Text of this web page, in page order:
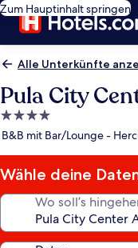
Zum Hauptinhalt springen
Alle Unterkünfte
Pula City
4.0-
Sterne-
B&B mit Bar/Lounge -
Wähle deine
Wo soll’s